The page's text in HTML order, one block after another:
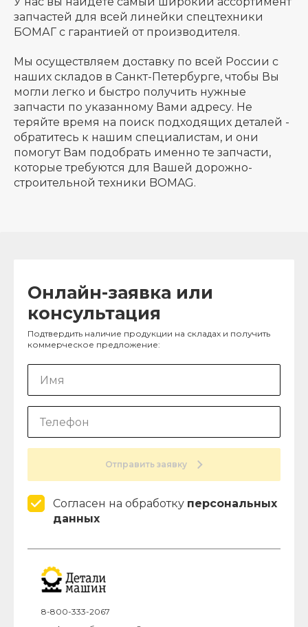
запчастей для всей линейки спецтехники
БОМАГ с гарантией от производителя.
Мы осуществляем доставку по всей России с
наших складов в Санкт-Петербурге, чтобы Вы
могли легко и быстро получить нужные
запчасти по указанному Вами адресу. Не
теряйте время на поиск подходящих деталей -
обратитесь к нашим специалистам, и они
помогут Вам подобрать именно те запчасти,
которые требуются для Вашей дорожно-
строительной техники BOMAG.
Онлайн-заявка или
консультация
Подтвердить наличие продукции на складах и получить
коммерческое предложение:
Отправить заявку
Согласен на обработку персональных
данных
8-800-333-2067